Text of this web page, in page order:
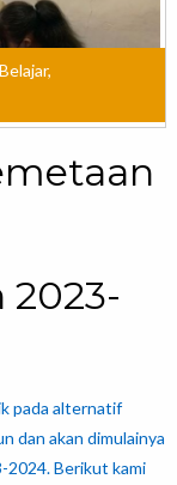
,
2023-
pada alternatif
dan akan dimulainya
2024. Berikut kami